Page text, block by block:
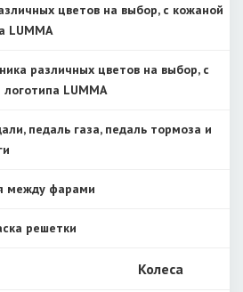
цветов на выбор, с кожаной
LUMMA
различных цветов на выбор, с
LUMMA
педаль газа, педаль тормоза и
между фарами
решетки
Колеса